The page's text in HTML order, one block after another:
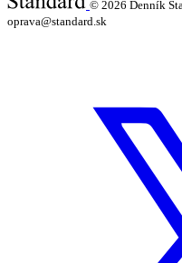
© 2026 Denník
oprava@standard.sk